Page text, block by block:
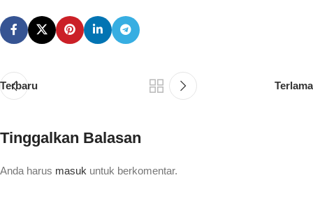
Terbaru Terlama
Tinggalkan Balasan
Anda harus masuk untuk berkomentar.